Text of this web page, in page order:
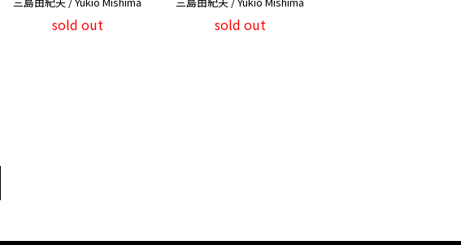
sold out sold out